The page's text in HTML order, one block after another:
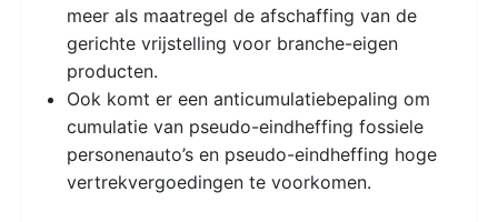
meer als maatregel de afschaffing van de
gerichte vrijstelling voor branche-eigen
producten.
Ook komt er een anticumulatiebepaling om
cumulatie van pseudo-eindheffing fossiele
personenauto’s en pseudo-eindheffing hoge
vertrekvergoedingen te voorkomen.